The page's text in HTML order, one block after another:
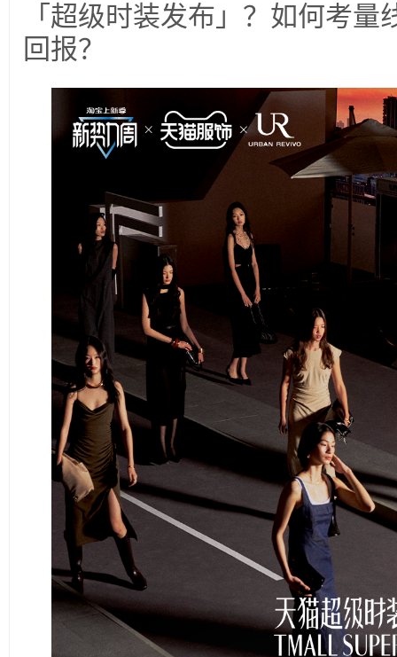
「超级时装发布」？如何考
回报？